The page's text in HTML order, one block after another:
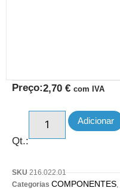
Preço:2,70 € com IVA
Qt.:
Adicionar
SKU 216.022.01
Categorias COMPONENTES,